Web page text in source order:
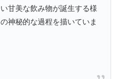
甘美な飲み物が誕生する様
神秘的な過程を描いていま